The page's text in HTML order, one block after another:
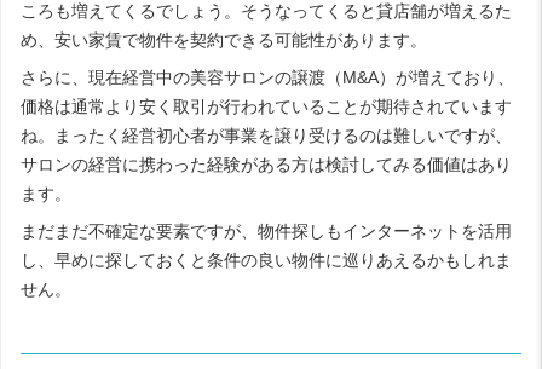
ころも増えてくるでしょう。そうなってくると貸店舗が増えるた
め、安い家賃で物件を契約できる可能性があります。
さらに、現在経営中の美容サロンの譲渡（M&A）が増えており、
価格は通常より安く取引が行われていることが期待されています
ね。まったく経営初心者が事業を譲り受けるのは難しいですが、
サロンの経営に携わった経験がある方は検討してみる価値はあり
ます。
まだまだ不確定な要素ですが、物件探しもインターネットを活用
し、早めに探しておくと条件の良い物件に巡りあえるかもしれま
せん。